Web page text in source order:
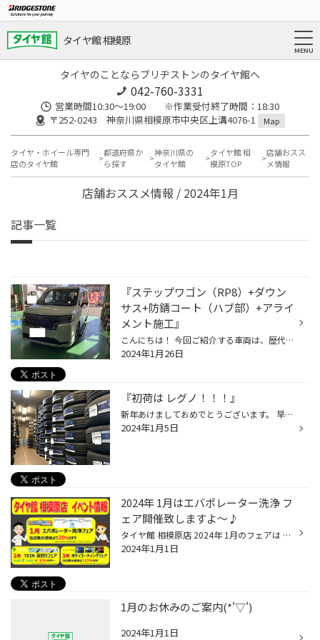
タイヤ館 相模原
タイヤのことならブリヂストンのタイヤ館へ
042-760-3331
営業時間10:30～19:00 ※作業受付終了時間：18:30
〒252-0243 神奈川県相模原市中央区上溝4076-1
Map
タイヤ・ホイール専門
店のタイヤ館
都道府県か
ら探す
神奈川県の
タイヤ館
タイヤ館 相
模原TOP
店舗おスス
メ情報
店舗おススメ情報 / 2024年1月
記事一覧
『ステップワゴン（RP8）+ダウン
サス+防錆コート（ハブ部）+アライ
メント施工』
こんにちは！ 今回ご紹介する車両は、歴代の『ステップワゴン』を当店にて 足回り交換を施工頂いている『Y様』の車両になります。 『RP系』のステップワゴンは、初施工となるので 完成後が楽しみです！ それでは施工事例となります。 【車種】ホンダ ステップワゴン 【ダウンサス】RS-R Ti2000 ハー...
2024年1月26日
『初荷は レグノ！！！』
新年あけましておめでとうございます。 早速ですが『2024年の初荷』は もちろん『レグノ』です！！！ 年初からレグノを装着して 優雅な一年を過ごしませんか？ ご来店お待ちしております。 ＃ブリヂストン＃レグノ＃初荷＃年初＃優雅＃一年＃軽自動車＃GR-レジェ－ラ ＃スぺ－シアカスタム＃N-BOXカ...
2024年1月5日
2024年 1月はエバポレーター洗浄 フ
ェア開催致しますよ～♪
タイヤ館 相模原店 2024年 1月のフェアは エバポレーター洗浄 フェアを開催致します♪ このフェアを活用して2023年の汚れを キレイに落としませんか？ 毎回、大好評のエバポレーター洗浄を 特別料金でご提供致します！(''◇'')ゞ 是非、この機会を お見逃しなく！ また、2024年 2月はTEINの大人気 車...
2024年1月1日
1月のお休みのご案内(*'▽')
2024年1月1日